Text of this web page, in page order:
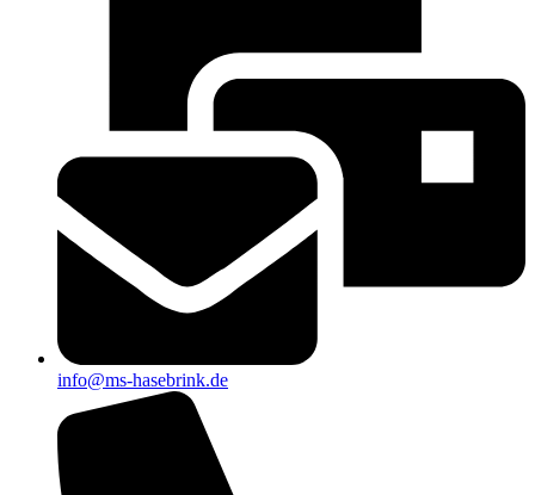
info@ms-hasebrink.de